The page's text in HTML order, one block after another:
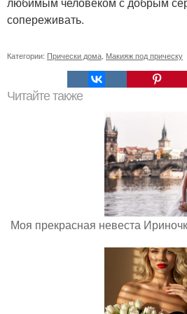
сопереживать.
Категории: Прически дома Макияж под прическу
Читайте также
Моя прекрасная невеста